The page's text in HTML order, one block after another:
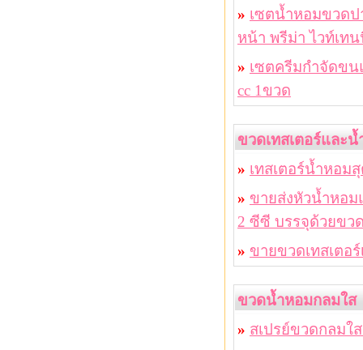
» เซตน้ำหอมขวดป
หน้า พรีม่า ไวท์เท
» เซตครีมกำจัดข
cc 1ขวด
ขวดเทสเตอร์และ
» เทสเตอร์น้ำหอม
» ขายส่งหัวน้ำหอ
2 ซีซี บรรจุด้วยขว
» ขายขวดเทสเตอ
ขวดน้ำหอมกลมใส
» สเปรย์ขวดกลมใ